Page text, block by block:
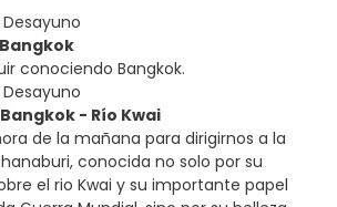
conociendo Bangkok.
- Río Kwai
de la mañana para dirigirnos a la
conocida no solo por su
el rio Kwai y su importante papel